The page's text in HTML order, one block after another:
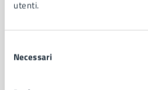
utenti.
delNecessari
Municipalità
Personale amministrativo